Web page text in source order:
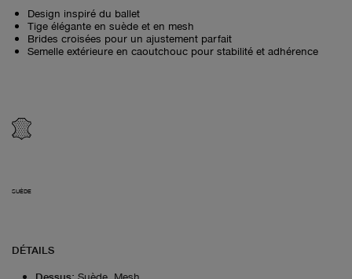
Design inspiré du ballet
Tige élégante en suède et en mesh
Brides croisées pour un ajustement parfait
Semelle extérieure en caoutchouc pour stabilité et adhérence
SUÈDE
DÉTAILS
Dessus: Suède, Mesh